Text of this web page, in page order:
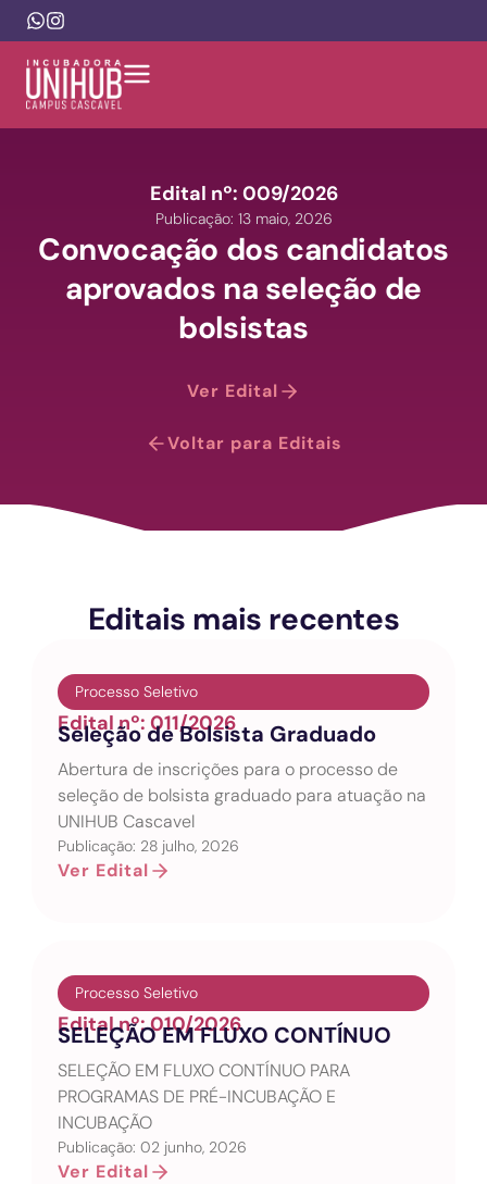
Edital nº: 009/2026
Publicação: 13 maio, 2026
Convocação dos candidatos
aprovados na seleção de
bolsistas
Ver Edital
Voltar para Editais
Editais mais recentes
Processo Seletivo
Edital nº: 011/2026
Seleção de Bolsista Graduado
Abertura de inscrições para o processo de
seleção de bolsista graduado para atuação na
UNIHUB Cascavel
Publicação: 28 julho, 2026
Ver Edital
Processo Seletivo
Edital nº: 010/2026
SELEÇÃO EM FLUXO CONTÍNUO
SELEÇÃO EM FLUXO CONTÍNUO PARA
PROGRAMAS DE PRÉ-INCUBAÇÃO E
INCUBAÇÃO
Publicação: 02 junho, 2026
Ver Edital